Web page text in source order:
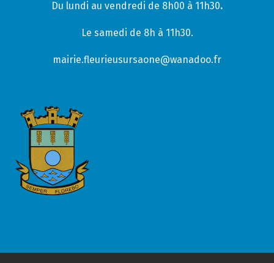
Du lundi au vendredi de 8h00 à 11h30.
Le samedi de 8h à 11h30.
mairie.fleurieusursaone@wanadoo.fr